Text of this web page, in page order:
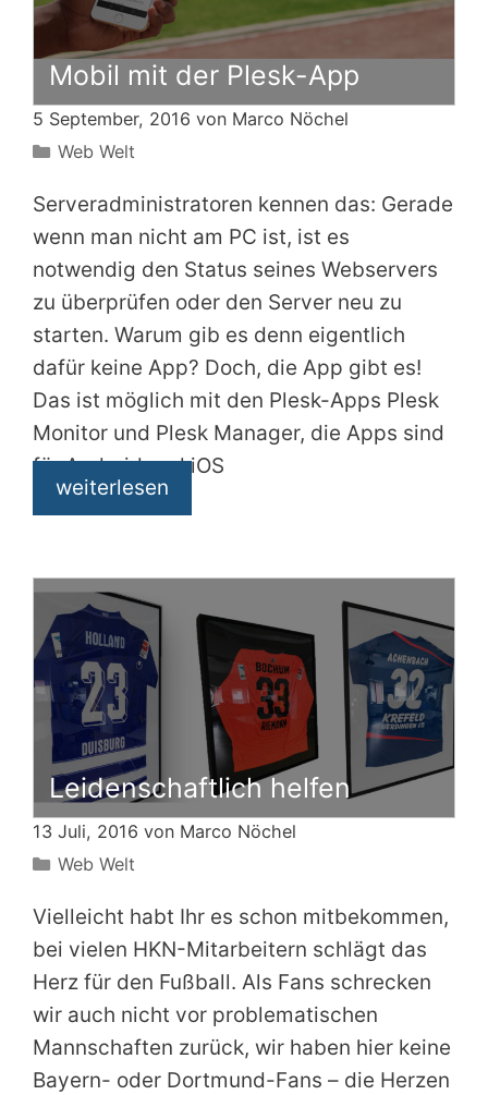
Mobil mit der Plesk-App
5 September, 2016 von Marco Nöchel
Kategorien
Web Welt
Serveradministratoren kennen das: Gerade
wenn man nicht am PC ist, ist es
notwendig den Status seines Webservers
zu überprüfen oder den Server neu zu
starten. Warum gib es denn eigentlich
dafür keine App? Doch, die App gibt es!
Das ist möglich mit den Plesk-Apps Plesk
Monitor und Plesk Manager, die Apps sind
für Android und iOS
weiterlesen
Leidenschaftlich helfen
13 Juli, 2016 von Marco Nöchel
Kategorien
Web Welt
Vielleicht habt Ihr es schon mitbekommen,
bei vielen HKN-Mitarbeitern schlägt das
Herz für den Fußball. Als Fans schrecken
wir auch nicht vor problematischen
Mannschaften zurück, wir haben hier keine
Bayern- oder Dortmund-Fans – die Herzen